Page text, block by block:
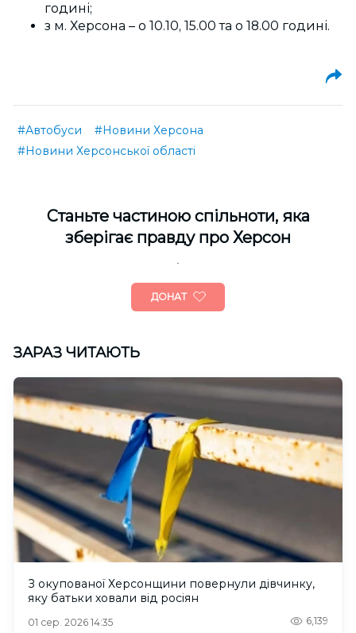
годині;
з м. Херсона – о 10.10, 15.00 та о 18.00 годині.
#Автобуси
#Новини Херсона
#Новини Херсонської області
Cтаньте частиною спільноти, яка
зберігає правду про Херсон
ДОНАТ
ЗАРАЗ ЧИТАЮТЬ
З окупованої Херсонщини повернули дівчинку,
яку батьки ховали від росіян
01 сер. 2026 14:35 6,139